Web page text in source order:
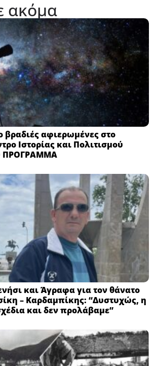
ακόμα
βραδιές αφιερωμένες στο
Ιστορίας και Πολιτισμού
ΠΡΟΓΡΑΜΜΑ
και Άγραφα για τον θάνατο
– Καρδαμπίκης: “Δυστυχώς, η
και δεν προλάβαμε”